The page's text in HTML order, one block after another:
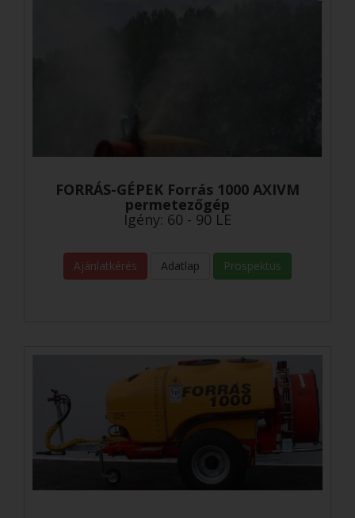
FORRÁS-GÉPEK Forrás 1000 AXIVM
permetezőgép
Igény: 60 - 90 LE
Ajánlatkérés Adatlap Prospektus